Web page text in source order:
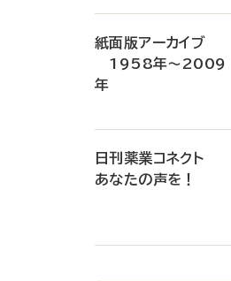
紙面版アーカイブ
1958年～2009
年
日刊薬業コネクト
あなたの声を！